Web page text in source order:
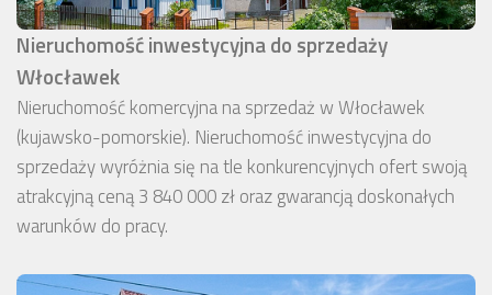
Nieruchomość inwestycyjna do sprzedaży
Włocławek
Nieruchomość komercyjna na sprzedaż w Włocławek
(kujawsko-pomorskie). Nieruchomość inwestycyjna do
sprzedaży wyróżnia się na tle konkurencyjnych ofert swoją
atrakcyjną ceną 3 840 000 zł oraz gwarancją doskonałych
warunków do pracy.